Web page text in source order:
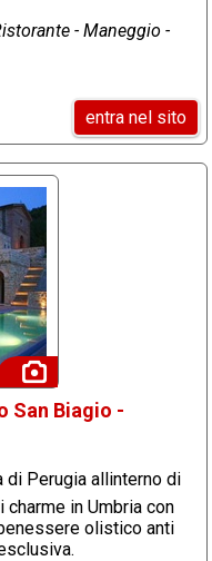
- Maneggio -
entra nel sito
San Biagio -
Perugia allinterno di
in Umbria con
olistico anti